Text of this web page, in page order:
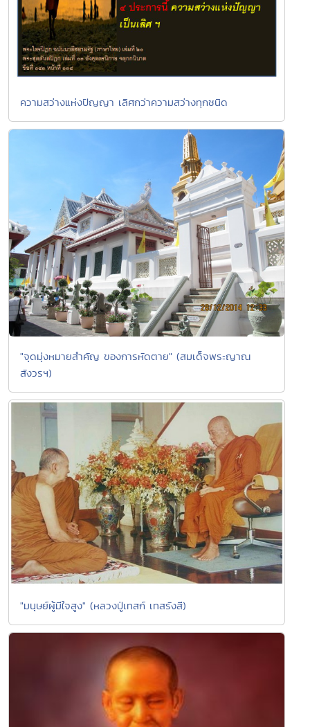
ความสว่างแห่งปัญญา เลิศกว่าความสว่างทุกชนิด
"จุดมุ่งหมายสำคัญ ของการหัดตาย" (สมเด็จพระญาณ
สังวรฯ)
"มนุษย์ผู้มีใจสูง" (หลวงปู่เทสก์ เทสรังสี)